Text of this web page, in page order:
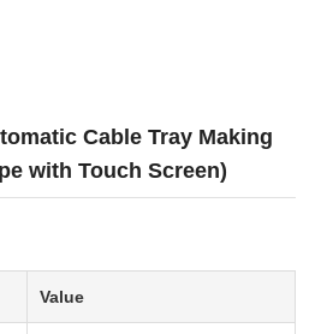
Cable Tray Making
with Touch Screen)
Value